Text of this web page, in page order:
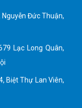
Nguyễn Đức Thuận,
Lạc Long Quân,
Biệt Thự Lan Viên,